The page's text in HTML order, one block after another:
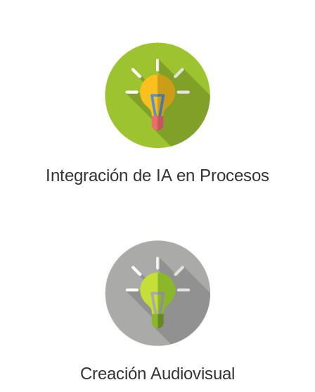
Integración de IA en Procesos
Integración de IA en Procesos
La IA permitirá a su empresa aprovechar el poder de los
algoritmos y las herramientas más avanzadas para el
análisis de datos y la creación de contenidos.
Creación Audiovisual
Creación Audiovisual
Ofrecemos soluciones creativas, de producción y edición
para cualquier tipo de contenido audiovisual: vídeos
promocionales, spots o cobertura audiovisual de eventos.